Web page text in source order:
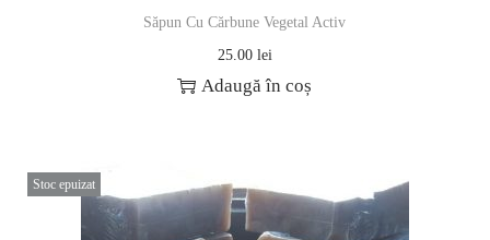
Săpun Cu Cărbune Vegetal Activ
25.00 lei
Adaugă în coș
Stoc epuizat